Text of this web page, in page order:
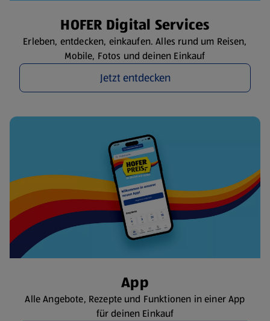
HOFER Digital Services
Erleben, entdecken, einkaufen. Alles rund um Reisen,
Mobile, Fotos und deinen Einkauf
Jetzt entdecken
App
Alle Angebote, Rezepte und Funktionen in einer App
für deinen Einkauf